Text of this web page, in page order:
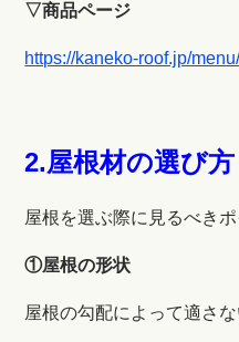
▽商品ページ
https://kaneko-roof.jp/
2.屋根材の選び方
屋根を選ぶ際に見るべき
①屋根の形状
屋根の勾配によって適さ